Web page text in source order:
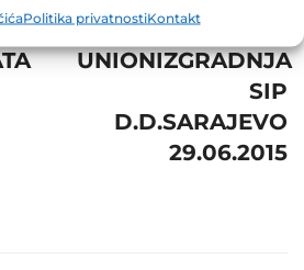
Politika privatnostiKontakt
UNIONIZGRADNJA
SIP
D.D.SARAJEVO
29.06.2015